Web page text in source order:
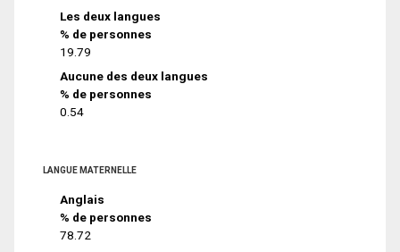
Les deux langues
% de personnes
19.79
Aucune des deux langues
% de personnes
0.54
LANGUE MATERNELLE
Anglais
% de personnes
78.72